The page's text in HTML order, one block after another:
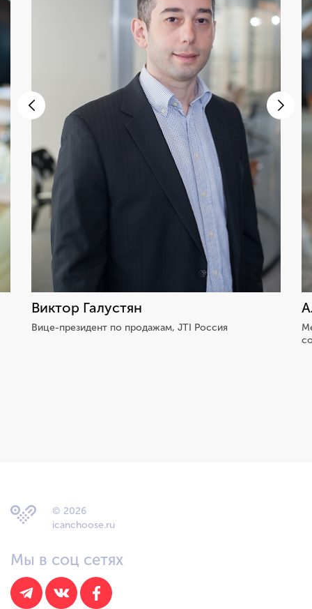
Виктор Галустян
Вице-президент по продажам, JTI Россия
© 2026
icanchoose.ru
Мы в соц сетях